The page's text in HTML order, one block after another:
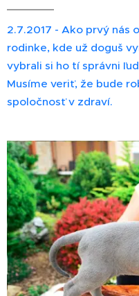
2.7.2017 - Ako prvý nás
rodinke, kde už doguš
vybrali si ho tí správni
Musíme veriť, že bude
spoločnosť v zdraví.